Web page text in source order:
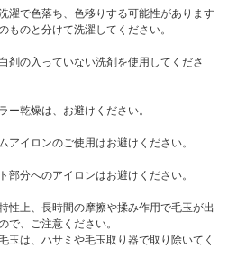
濯で色落ち、色移りする可能性があります
ものと分けて洗濯してください。
剤の入っていない洗剤を使用してくださ
ー乾燥は、お避けください。
アイロンのご使用はお避けください。
部分へのアイロンはお避けください。
性上、長時間の摩擦や揉み作用で毛玉が出
で、ご注意ください。
玉は、ハサミや毛玉取り器で取り除いてく